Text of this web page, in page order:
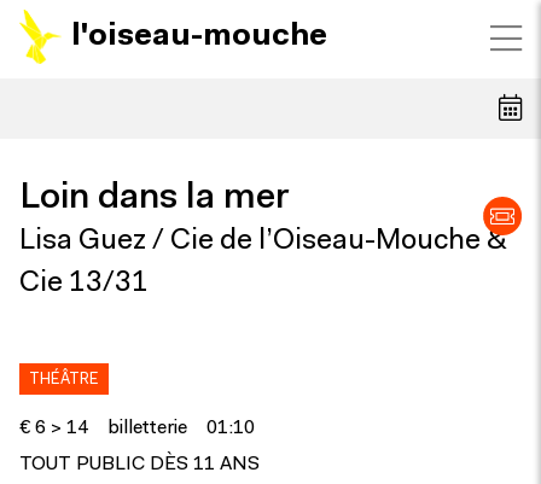
l'oiseau-mouche
Loin dans la mer
Lisa Guez / Cie de l’Oiseau-Mouche &
Cie 13/31
THÉÂTRE
€ 6 > 14 billetterie
01:10
TOUT PUBLIC DÈS 11 ANS